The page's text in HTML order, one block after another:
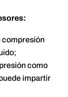
compresión
como
impartir